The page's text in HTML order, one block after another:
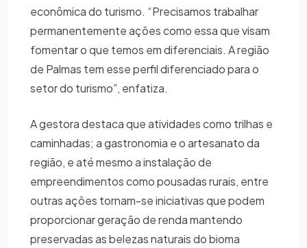
econômica do turismo. “Precisamos trabalhar
permanentemente ações como essa que visam
fomentar o que temos em diferenciais. A região
de Palmas tem esse perfil diferenciado para o
setor do turismo”, enfatiza.
A gestora destaca que atividades como trilhas e
caminhadas; a gastronomia e o artesanato da
região, e até mesmo a instalação de
empreendimentos como pousadas rurais, entre
outras ações tornam-se iniciativas que podem
proporcionar geração de renda mantendo
preservadas as belezas naturais do bioma